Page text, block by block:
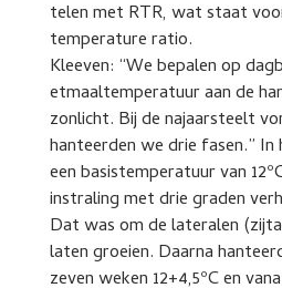
telen met RTR, wat staat
temperature ratio.
Kleeven: “We bepalen op
etmaaltemperatuur aan de
zonlicht. Bij de najaarsteelt
hanteerden we drie fasen.”
een basistemperatuur van
instraling met drie graden
Dat was om de lateralen
laten groeien. Daarna
zeven weken 12+4,5ºC en